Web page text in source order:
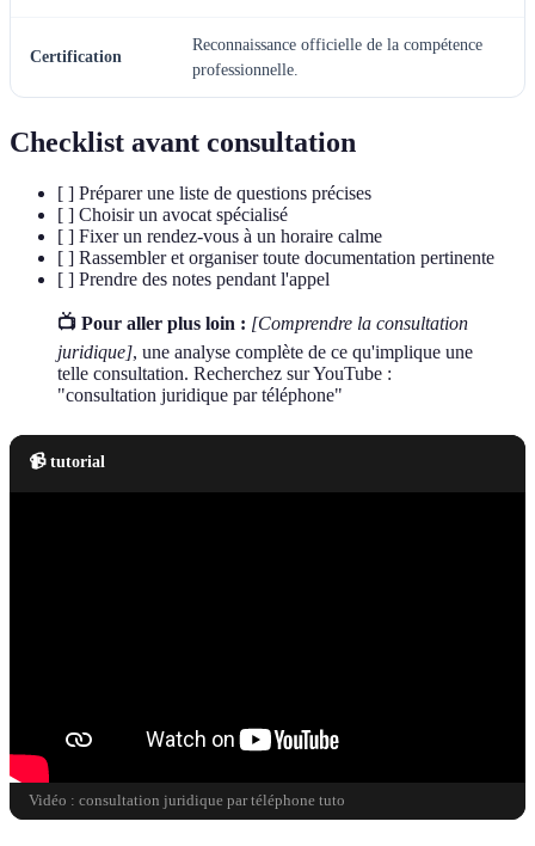
Certification
Reconnaissance officielle de la compétence
professionnelle.
Checklist avant consultation
[ ] Préparer une liste de questions précises
[ ] Choisir un avocat spécialisé
[ ] Fixer un rendez-vous à un horaire calme
[ ] Rassembler et organiser toute documentation pertinente
[ ] Prendre des notes pendant l'appel
📺 Pour aller plus loin : [Comprendre la consultation
juridique], une analyse complète de ce qu'implique une
telle consultation. Recherchez sur YouTube :
"consultation juridique par téléphone"
📹 tutorial
Vidéo : consultation juridique par téléphone tuto